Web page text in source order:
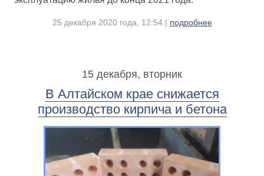
25 декабря 2020 года, 12:54 | подробнее
15 декабря, вторник
В Алтайском крае снижается
производство кирпича и бетона